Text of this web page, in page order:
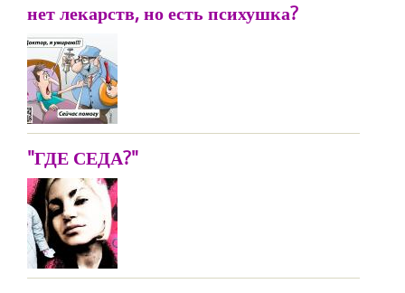
нет лекарств, но есть психушка?
"ГДЕ СЕДА?"